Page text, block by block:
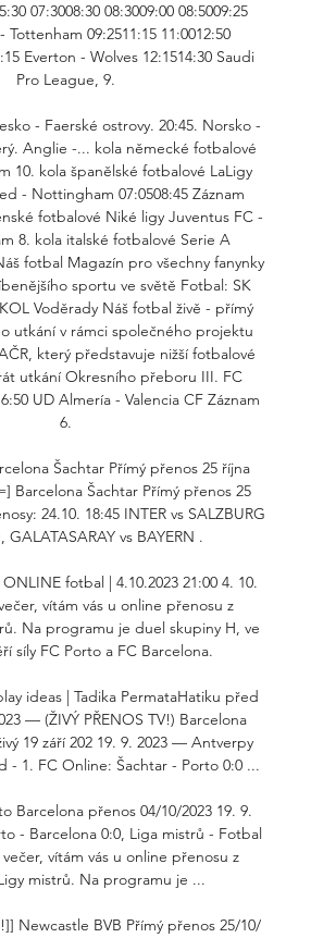
07:3008:30 08:3009:00 08:5009:25
09:2511:15 11:0012:50
Everton - Wolves 12:1514:30 Saudi
Pro League, 9.
- Faerské ostrovy. 20:45. Norsko -
Anglie -... kola německé fotbalové
10. kola španělské fotbalové LaLigy
- Nottingham 07:0508:45 Záznam
fotbalové Niké ligy Juventus FC -
8. kola italské fotbalové Serie A
fotbal Magazín pro všechny fanynky
sportu ve světě Fotbal: SK
Voděrady Náš fotbal živě - přímý
utkání v rámci společného projektu
který představuje nižší fotbalové
utkání Okresního přeboru III. FC
UD Almería - Valencia CF Záznam
6.
Šachtar Přímý přenos 25 října
Barcelona Šachtar Přímý přenos 25
24.10. 18:45 INTER vs SALZBURG
GALATASARAY vs BAYERN .
fotbal | 4.10.2023 21:00 4. 10.
vítám vás u online přenosu z
Na programu je duel skupiny H, ve
síly FC Porto a FC Barcelona.
ideas | Tadika PermataHatiku před
— (ŽIVÝ PŘENOS TV!) Barcelona
19 září 202 19. 9. 2023 — Antverpy
- 1. FC Online: Šachtar - Porto 0:0 ...
Barcelona přenos 04/10/2023 19. 9.
- Barcelona 0:0, Liga mistrů - Fotbal
vítám vás u online přenosu z
mistrů. Na programu je ...
Newcastle BVB Přímý přenos 25/10/